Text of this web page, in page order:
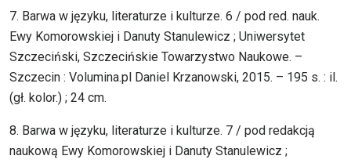
7. Barwa w języku, literaturze i kulturze. 6 / pod red. nauk.
Ewy Komorowskiej i Danuty Stanulewicz ; Uniwersytet
Szczeciński, Szczecińskie Towarzystwo Naukowe. –
Szczecin : Volumina.pl Daniel Krzanowski, 2015. – 195 s. : il.
(gł. kolor.) ; 24 cm.
8. Barwa w języku, literaturze i kulturze. 7 / pod redakcją
naukową Ewy Komorowskiej i Danuty Stanulewicz ;